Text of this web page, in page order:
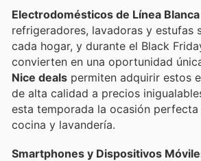
Electrodomésticos de Línea Blanca
refrigeradores, lavadoras y estufas
cada hogar, y durante el Black
convierten en una oportunidad
Nice deals permiten adquirir estos
de alta calidad a precios
esta temporada la ocasión
cocina y lavandería.
Smartphones y Dispositivos